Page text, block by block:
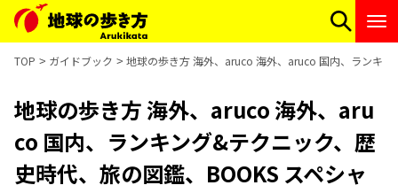
TOP ガイドブック 地球の歩き方 海外、aruco 海外、aruco 国内、ランキン
地球の歩き方 海外、aruco 海外、aru
co 国内、ランキング&テクニック、歴
史時代、旅の図鑑、BOOKS スペシャ